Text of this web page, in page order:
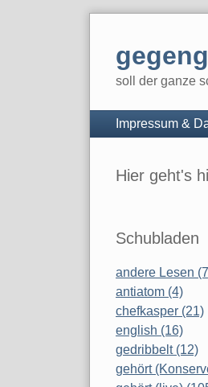
soll der ganze
Navigation
Impressum &
Sidebar
Hier geht's
Schubladen
andere Lesen
antiatom (4)
chefkasper (21)
english (16)
gedribbelt (12)
gehört